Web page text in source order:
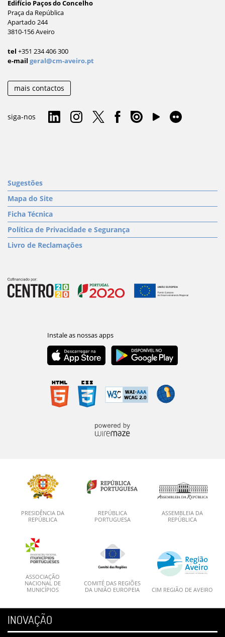
Edifício Paços do Concelho
Praça da República
Apartado 244
3810-156 Aveiro
tel +351 234 406 300
e-mail geral@cm-aveiro.pt
mais contactos
siga-nos
Sugestões
Mapa do Site
Ficha Técnica
Política de Privacidade e Segurança
Livro de Reclamações
PRESIDÊNCIA DA
REPÚBLICA
REPÚBLICA
PORTUGUESA
ASSEMBLEIA DA
REPÚBLICA
ASSOCIAÇÃO
NACIONAL DE
MUNICÍPIOS
COMITÉ DAS REGIÕES
DA UNIÃO EUROPEIA
CIM REGIÃO DE AVEIRO
INOVAÇÃO